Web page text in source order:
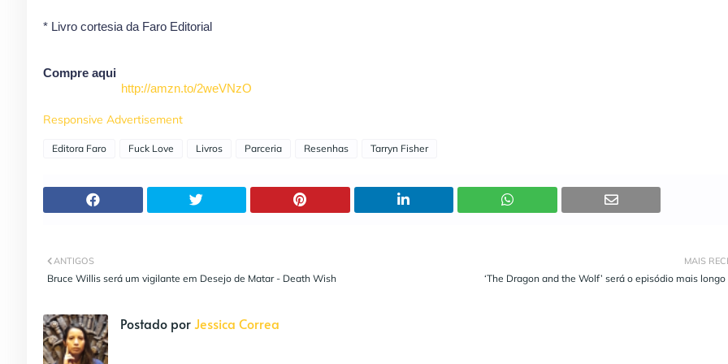
* Livro cortesia da Faro Editorial
Compre aqui
http://amzn.to/2weVNzO
Responsive Advertisement
Editora Faro Fuck Love Livros Parceria Resenhas Tarryn Fisher
MAIS
‘The Dragon and the Wolf’ será o episódio mais longo
ANTIGOS
Bruce Willis será um vigilante em Desejo de Matar - Death Wish
Postado porJessica Correa